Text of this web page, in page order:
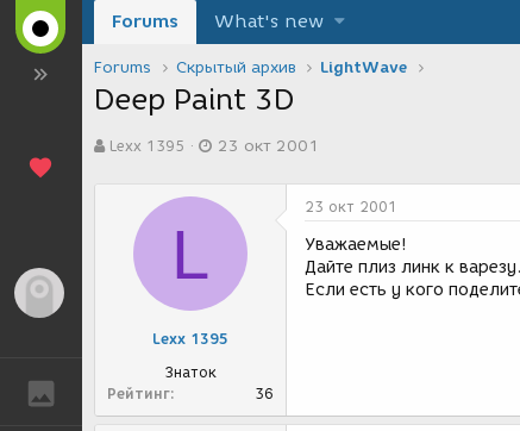
ГАЛЕРЕЯ
Forums What's new
Forums Скрытый архив LightWave
Deep Paint 3D
в
Lexx 1395
а
а
и
23 окт 2001
L
Lexx 1395
Знаток
Рейтинг
36
23 окт 2001
Уважаемые!
Дайте плиз линк к варезу.
Если есть у кого